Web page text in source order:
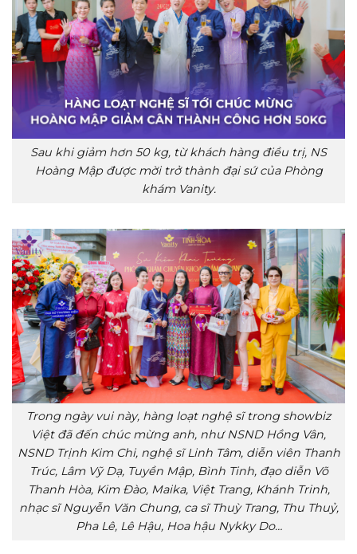
Sau khi giảm hơn 50 kg, từ khách hàng điều trị, NS
Hoàng Mập được mời trở thành đại sứ của Phòng
khám Vanity.
Trong ngày vui này, hàng loạt nghệ sĩ trong showbiz
Việt đã đến chúc mừng anh, như NSND Hồng Vân,
NSND Trịnh Kim Chi, nghệ sĩ Linh Tâm, diễn viên Thanh
Trúc, Lâm Vỹ Dạ, Tuyền Mập, Bình Tinh, đạo diễn Võ
Thanh Hòa, Kim Đào, Maika, Việt Trang, Khánh Trinh,
nhạc sĩ Nguyễn Văn Chung, ca sĩ Thuỳ Trang, Thu Thuỷ,
Pha Lê, Lê Hậu, Hoa hậu Nykky Do…